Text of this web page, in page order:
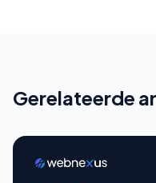
Gerelateerde